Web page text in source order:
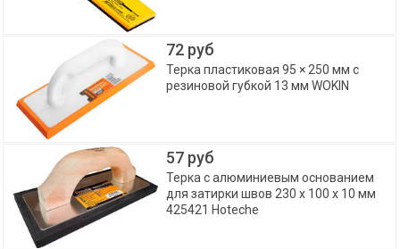
72 руб
Терка пластиковая 95 × 250 мм с
резиновой губкой 13 мм WOKIN
57 руб
Терка с алюминиевым основанием
для затирки швов 230 х 100 х 10 мм
425421 Hoteche